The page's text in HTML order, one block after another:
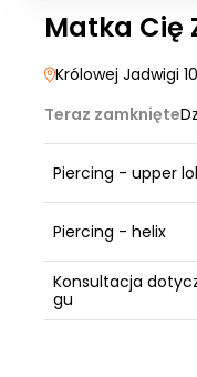
Matka Cię
Królowej Jadwigi 10
Teraz zamknięte
Piercing - upper
Piercing - helix
Konsultacja
gu